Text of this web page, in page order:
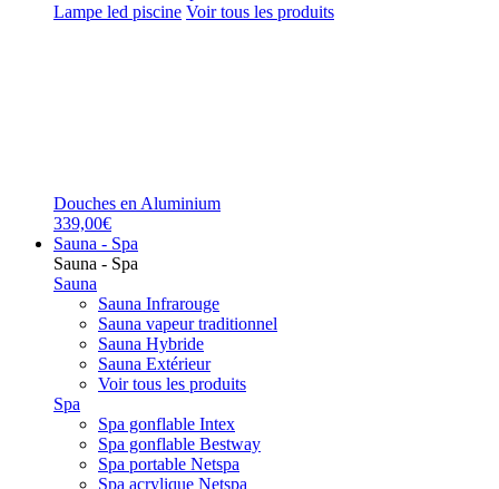
Lampe led piscine Voir tous les produits
Douches en Aluminium
339,00€
Sauna - Spa
Sauna - Spa
Sauna
Sauna Infrarouge
Sauna vapeur traditionnel
Sauna Hybride
Sauna Extérieur
Voir tous les produits
Spa
Spa gonflable Intex
Spa gonflable Bestway
Spa portable Netspa
Spa acrylique Netspa